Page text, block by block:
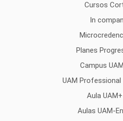
Cursos
In
Planes
Campus
UAM Professional
Aula
Aulas UAM-